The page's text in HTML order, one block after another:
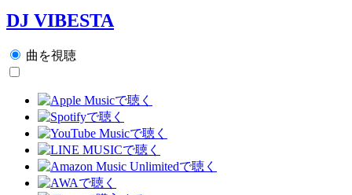
DJ VIBESTA
曲を視聴